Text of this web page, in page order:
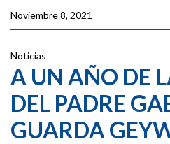
Noviembre 8, 2021
Noticias
A UN AÑO DE
DEL PADRE
GUARDA